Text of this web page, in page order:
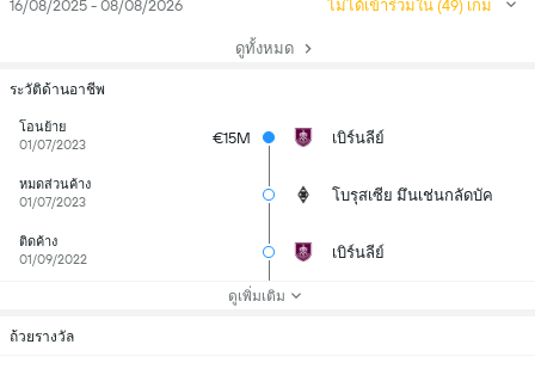
16/08/2025 - 08/08/2026 ไม่ได้เข้าร่วมใน (49) เกม
ดูทั้งหมด
ระวัติด้านอาชีพ
โอนย้าย
01/07/2023
€15M เบิร์นลีย์
หมดส่วนค้าง
01/07/2023
โบรุสเซีย มึนเช่นกลัดบัค
ติดค้าง
01/09/2022
เบิร์นลีย์
ดูเพิ่มเติม
ถ้วยรางวัล